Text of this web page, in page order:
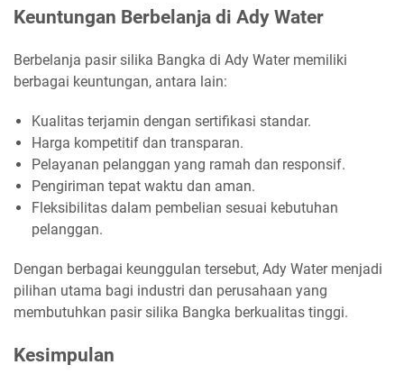
Keuntungan Berbelanja di Ady Water
Berbelanja pasir silika Bangka di Ady Water memiliki
berbagai keuntungan, antara lain:
Kualitas terjamin dengan sertifikasi standar.
Harga kompetitif dan transparan.
Pelayanan pelanggan yang ramah dan responsif.
Pengiriman tepat waktu dan aman.
Fleksibilitas dalam pembelian sesuai kebutuhan
pelanggan.
Dengan berbagai keunggulan tersebut, Ady Water menjadi
pilihan utama bagi industri dan perusahaan yang
membutuhkan pasir silika Bangka berkualitas tinggi.
Kesimpulan